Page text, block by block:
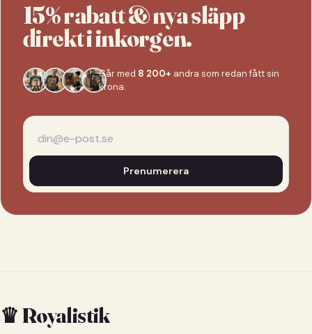
15% rabatt & nya släpp
direkt i inkorgen.
Går med 8 200+ andra som redan fått sin
krona.
Prenumerera
♛ Royalistik